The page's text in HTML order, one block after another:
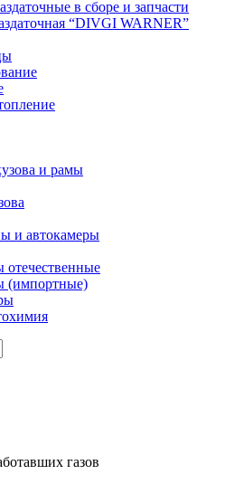
в сборе и запчасти
“DIVGI WARNER”
и рамы
и автокамеры
(импортные)
газов